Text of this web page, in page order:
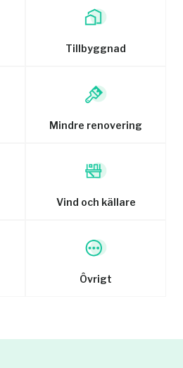
Tillbyggnad
Mindre renovering
Vind och källare
Ôvrigt